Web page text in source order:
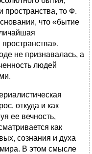
то Ф.
что «бытие
не признавалась, а
людей
откуда и как
ее вечность,
как
сознания и духа
В этом смысле